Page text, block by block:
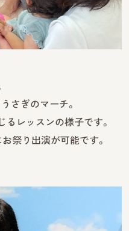
さぎのマーチ。
るレッスンの様子です。
祭り出演が可能です。